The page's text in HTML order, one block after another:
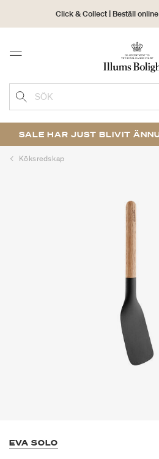
Click & Collect | Beställ
30 dagars
Menu
SÖK
SALE HAR JUST BLIVIT
Köksredskap
EVA SOLO